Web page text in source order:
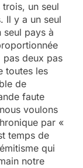
un seul
Il y a un seul
seul pays à
deux pas
toutes les
de
faute
voulons
par «
temps de
qui
notre